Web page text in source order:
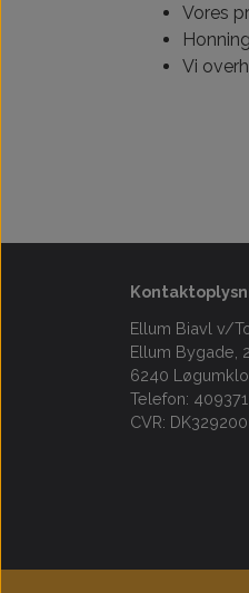
Vores
Vi
Ellum Biavl v/
Ellum Bygade,
6240
Telefon:
CVR: